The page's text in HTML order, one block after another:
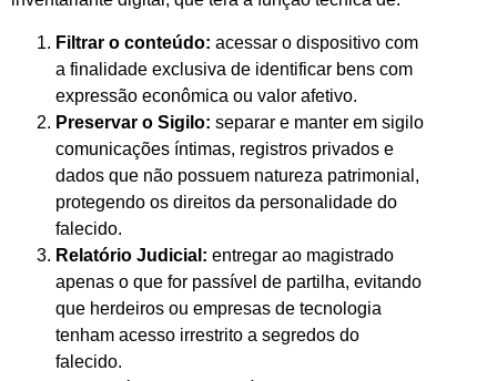
Filtrar o conteúdo: acessar o dispositivo com
a finalidade exclusiva de identificar bens com
expressão econômica ou valor afetivo.
Preservar o Sigilo: separar e manter em sigilo
comunicações íntimas, registros privados e
dados que não possuem natureza patrimonial,
protegendo os direitos da personalidade do
falecido.
Relatório Judicial: entregar ao magistrado
apenas o que for passível de partilha, evitando
que herdeiros ou empresas de tecnologia
tenham acesso irrestrito a segredos do
falecido.